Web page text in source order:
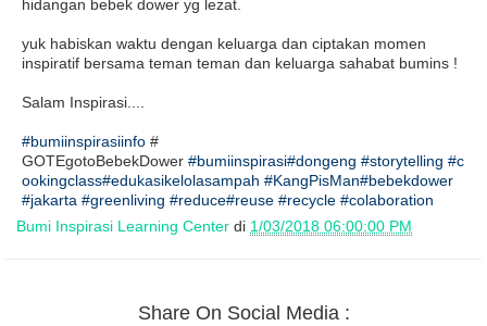
hidangan bebek dower yg lezat.
yuk habiskan waktu dengan keluarga dan ciptakan momen
inspiratif bersama teman teman dan keluarga sahabat bumins !
Salam Inspirasi....
#bumiinspirasiinfo #
GOTEgotoBebekDower #bumiinspirasi#dongeng #storytelling #c
ookingclass#edukasikelolasampah #KangPisMan#bebekdower
#jakarta #greenliving #reduce#reuse #recycle #colaboration
Bumi Inspirasi Learning Center di 1/03/2018 06:00:00 PM
Share On Social Media :